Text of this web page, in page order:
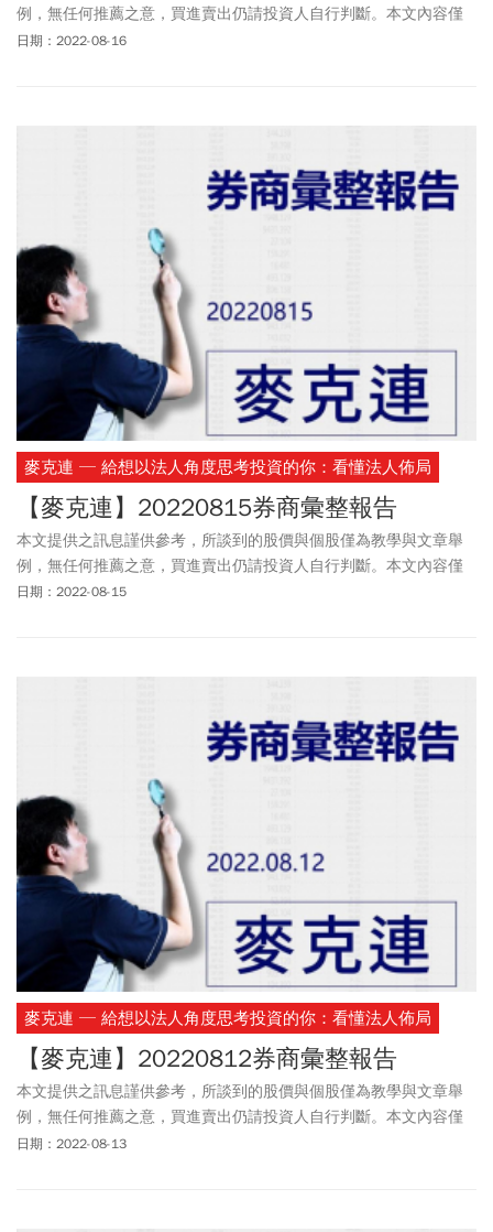
例，無任何推薦之意，買進賣出仍請投資人自行判斷。本文內容僅
供訂閱戶本人使用，非經授權嚴禁任何翻印、轉載，或以任何型態
日期：2022-08-16
麥克連 ─ 給想以法人角度思考投資的你：看懂法人佈局
【麥克連】20220815券商彙整報告
本文提供之訊息謹供參考，所談到的股價與個股僅為教學與文章舉
例，無任何推薦之意，買進賣出仍請投資人自行判斷。本文內容僅
供訂閱戶本人使用，非經授權嚴禁任何翻印、轉載，或以任何型態
日期：2022-08-15
麥克連 ─ 給想以法人角度思考投資的你：看懂法人佈局
【麥克連】20220812券商彙整報告
本文提供之訊息謹供參考，所談到的股價與個股僅為教學與文章舉
例，無任何推薦之意，買進賣出仍請投資人自行判斷。本文內容僅
供訂閱戶本人使用，非經授權嚴禁任何翻印、轉載，或以任何型態
日期：2022-08-13